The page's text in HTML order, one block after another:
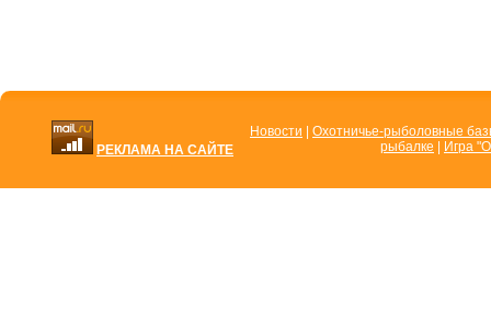
РЕКЛАМА НА САЙТЕ
Новости
Охотничье-рыболовные
рыбалке
Игра